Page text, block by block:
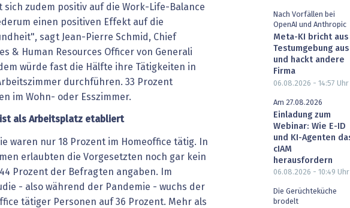
sich zudem positiv auf die Work-Life-Balance
einen positiven Effekt auf die
sagt Jean-Pierre Schmid, Chief
& Human Resources Officer von Generali
würde fast die Hälfte ihre Tätigkeiten in
durchführen. 33 Prozent
im Wohn- oder Esszimmer.
ist als Arbeitsplatz etabliert
waren nur 18 Prozent im Homeoffice tätig. In
erlaubten die Vorgesetzten noch gar kein
Prozent der Befragten angaben. Im
- also während der Pandemie - wuchs der
tätiger Personen auf 36 Prozent. Mehr als
Nach Vorfällen bei
OpenAI und Anthropic
Meta-KI bricht aus
Testumgebung aus
und hackt andere
Firma
06.08.2026 - 14:57 Uhr
Am 27.08.2026
Einladung zum
Webinar: Wie E-ID
und KI-Agenten
cIAM
herausfordern
06.08.2026 - 10:49 Uhr
Die Gerüchteküche
brodelt